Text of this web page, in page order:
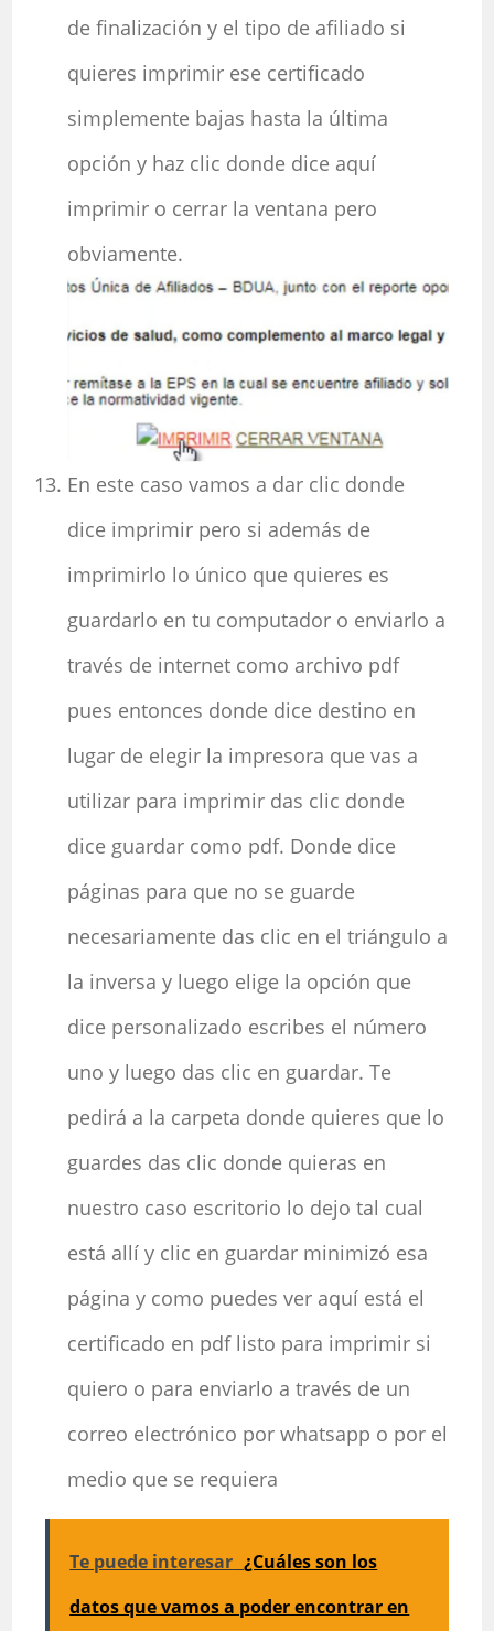
de finalización y el tipo de afiliado si
quieres imprimir ese certificado
simplemente bajas hasta la última
opción y haz clic donde dice aquí
imprimir o cerrar la ventana pero
obviamente.
En este caso vamos a dar clic donde
dice imprimir pero si además de
imprimirlo lo único que quieres es
guardarlo en tu computador o enviarlo a
través de internet como archivo pdf
pues entonces donde dice destino en
lugar de elegir la impresora que vas a
utilizar para imprimir das clic donde
dice guardar como pdf. Donde dice
páginas para que no se guarde
necesariamente das clic en el triángulo a
la inversa y luego elige la opción que
dice personalizado escribes el número
uno y luego das clic en guardar. Te
pedirá a la carpeta donde quieres que lo
guardes das clic donde quieras en
nuestro caso escritorio lo dejo tal cual
está allí y clic en guardar minimizó esa
página y como puedes ver aquí está el
certificado en pdf listo para imprimir si
quiero o para enviarlo a través de un
correo electrónico por whatsapp o por el
medio que se requiera
Te puede interesar ¿Cuáles son los
datos que vamos a poder encontrar en